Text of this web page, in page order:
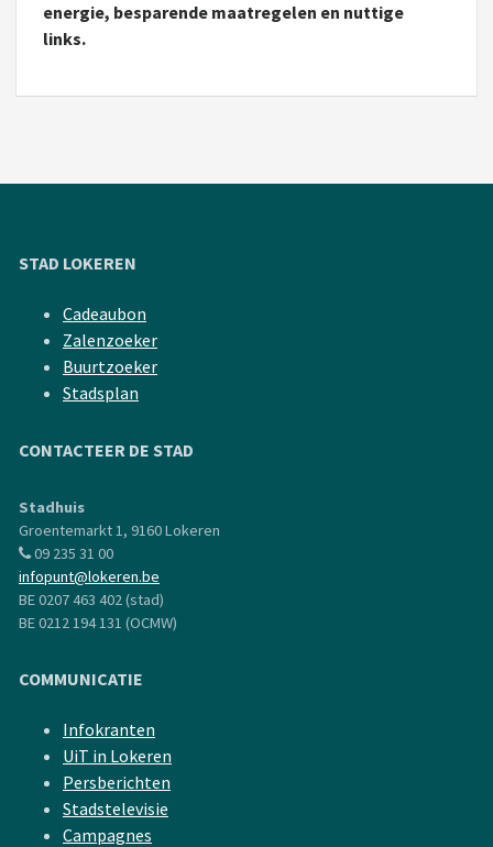
energie, besparende maatregelen en nuttige
links.
STAD LOKEREN
Cadeaubon
Zalenzoeker
Buurtzoeker
Stadsplan
CONTACTEER DE STAD
Stadhuis
Groentemarkt 1, 9160 Lokeren
09 235 31 00
infopunt@lokeren.be
BE 0207 463 402 (stad)
BE 0212 194 131 (OCMW)
COMMUNICATIE
Infokranten
UiT in Lokeren
Persberichten
Stadstelevisie
Campagnes